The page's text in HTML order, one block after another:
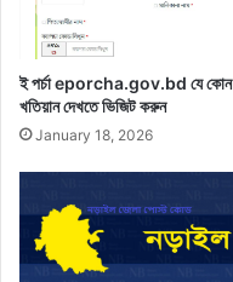
ই পর্চা eporcha.gov.bd যে কোন
খতিয়ান দেখতে ভিজিট করুন
January 18, 2026